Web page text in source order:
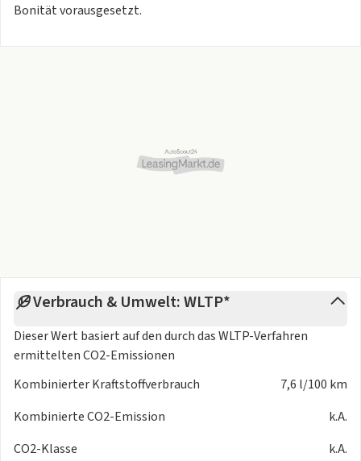
Bonität vorausgesetzt.
Verbrauch & Umwelt: WLTP*
Dieser Wert basiert auf den durch dasWLTP-Verfahren
ermittelten CO2-Emissionen
Kombinierter Kraftstoffverbrauch
7,6 l/100 km
Kombinierte CO2-Emission
k.A.
CO2-Klasse
k.A.